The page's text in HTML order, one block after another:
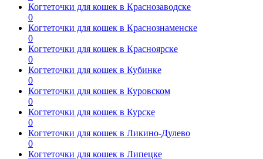
Когтеточки для кошек в Краснозаводске
0
Когтеточки для кошек в Краснознаменске
0
Когтеточки для кошек в Красноярске
0
Когтеточки для кошек в Кубинке
0
Когтеточки для кошек в Куровском
0
Когтеточки для кошек в Курске
0
Когтеточки для кошек в Ликино-Дулево
0
Когтеточки для кошек в Липецке